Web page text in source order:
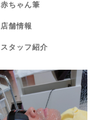
赤ちゃん筆
店舗情報
スタッフ紹介